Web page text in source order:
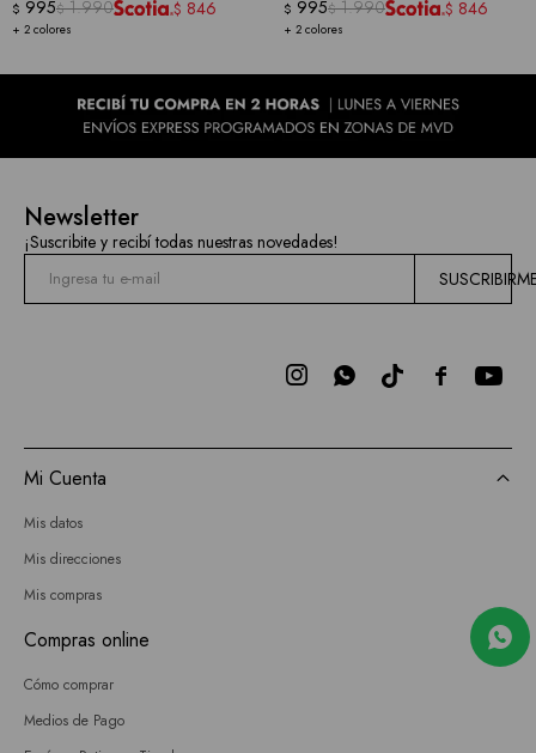
+ 2 colores
$ 995$ 1.990 $ 846
CLOTHING
+ 2 colores
$ 995$ 1.990 $ 846
Newsletter
¡Suscribite y recibí todas nuestras novedades!

 
Mi Cuenta
Mis datos
Mis direcciones
Mis compras
Compras online
Cómo comprar
Medios de Pago